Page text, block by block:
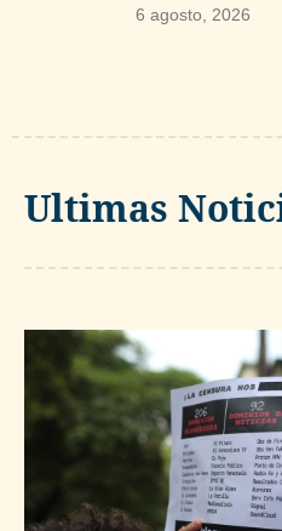
6 agosto, 2026
Ultimas